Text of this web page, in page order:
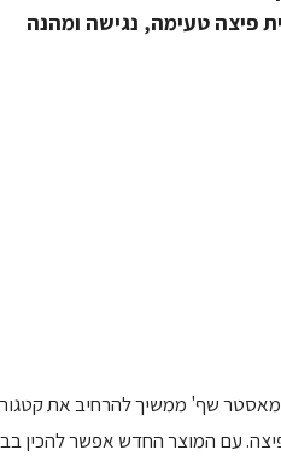
פיצה טעימה, נגישה ומהנה
'מאסטר שף' ממשיך להרחיב את
עם המוצר החדש אפשר להכין